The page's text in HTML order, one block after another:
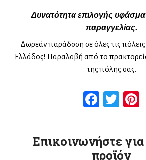
Δυνατότητα επιλογής
παραγγελίας.
Δωρεάν παράδοση σε όλες τις πόλεις
Ελλάδος! Παραλαβή από το
της πόλης σας.
Επικοινωνήστε
προϊόν